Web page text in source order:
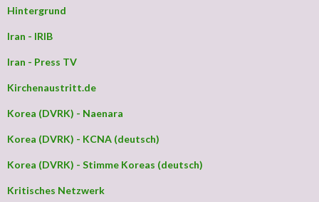
Hintergrund
Iran - IRIB
Iran - Press TV
Kirchenaustritt.de
Korea (DVRK) - Naenara
Korea (DVRK) - KCNA (deutsch)
Korea (DVRK) - Stimme Koreas (deutsch)
Kritisches Netzwerk